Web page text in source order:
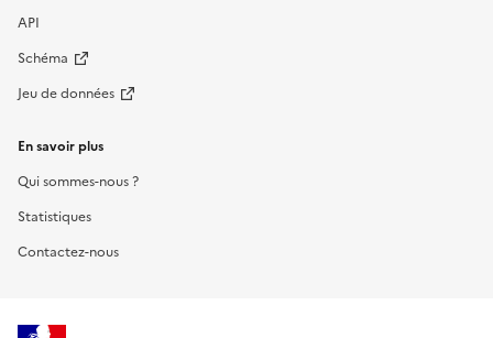
API
Schéma
Jeu de données
En savoir plus
Qui sommes-nous ?
Statistiques
Contactez-nous